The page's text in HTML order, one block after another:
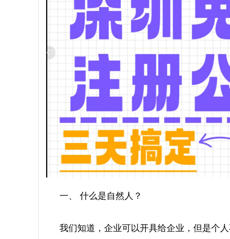
一、 什么是自然人？
我们知道，企业可以开具给企业，但是个